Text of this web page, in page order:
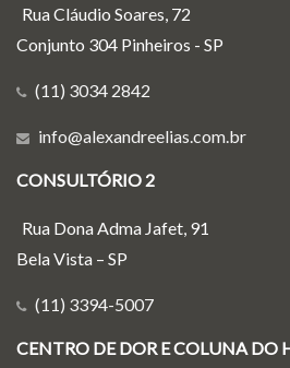
Rua Cláudio Soares, 72
Conjunto 304 Pinheiros - SP
(11) 3034 2842
info@alexandreelias.com.br
CONSULTÓRIO 2
Rua Dona Adma Jafet, 91
Bela Vista – SP
(11) 3394-5007
CENTRO DE DOR E COLUNA DO